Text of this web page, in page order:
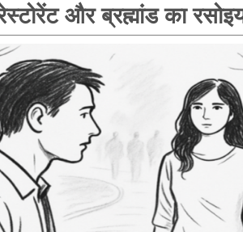
और ब्रह्मांड का